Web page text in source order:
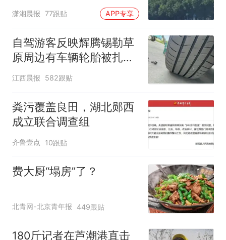
公里，感慨孩子真的长大
潇湘晨报 77跟贴 APP专享
自驾游客反映辉腾锡勒草
原周边有车辆轮胎被扎，
修理店铺换胎价格高达千
江西晨报 582跟贴
粪污覆盖良田，湖北郧西
成立联合调查组
齐鲁壹点 10跟贴
费大厨“塌房”了？
北青网-北京青年报 449跟贴
180斤记者在芦潮港直击